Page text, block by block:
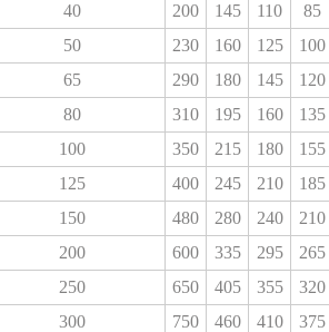
40
200 145 110
85
50
230 160 125
100
65
290 180 145
120
80
310 195 160
135
100
350 215 180
155
125
400 245 210
185
150
480 280 240
210
200
600 335 295
265
250
650 405 355
320
300
750 460 410 375